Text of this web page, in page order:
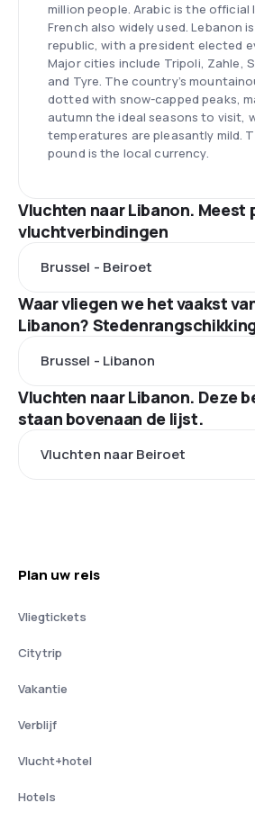
million people. Arabic is the official
French also widely used. Lebanon
republic, with a president elected
Major cities include Tripoli, Zahle,
and Tyre. The country’s
dotted with snow-capped peaks,
autumn the ideal seasons to visit,
temperatures are pleasantly mild.
pound is the local currency.
Vluchten naar Libanon. Meest
vluchtverbindingen
Brussel - Beiroet
Waar vliegen we het vaakst
Libanon?
Brussel - Libanon
Vluchten naar Libanon. Deze
staan bovenaan de lijst.
Vluchten naar Beiroet
Plan uw reis
Vliegtickets
Citytrip
Vakantie
Verblijf
Vlucht+hotel
Hotels